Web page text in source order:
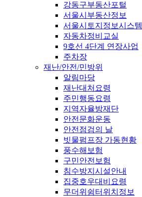
강동구부동산포털
서울시부동산정보
서울시토지정보시스템
자동차정비교실
9호선 4단계 연장사업
주차장
재난/안전/민방위
알림마당
재난대처요령
주민행동요령
지역자율방재단
안전문화운동
안전점검의 날
빗물펌프장 가동현황
풍수해보험
구민안전보험
침수방지시설안내
집중호우대비요령
무더위쉼터위치정보